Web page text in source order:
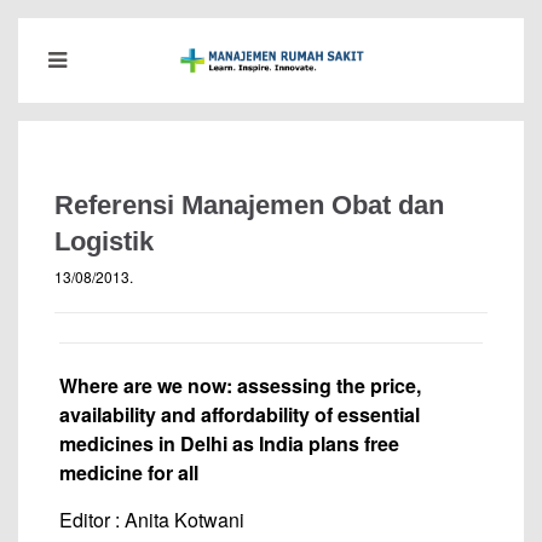
Referensi Manajemen Obat dan
Logistik
13/08/2013.
Where are we now: assessing the price,
availability and affordability of essential
medicines in Delhi as India plans free
medicine for all
Editor : Anita Kotwani